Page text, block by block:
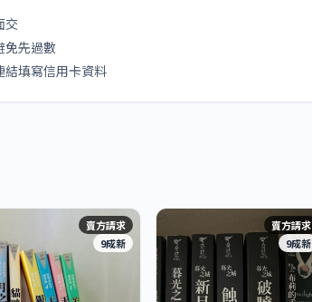
交
免先過數
結填寫信用卡資料
賣方請求
9成新
賣方請求
9成新